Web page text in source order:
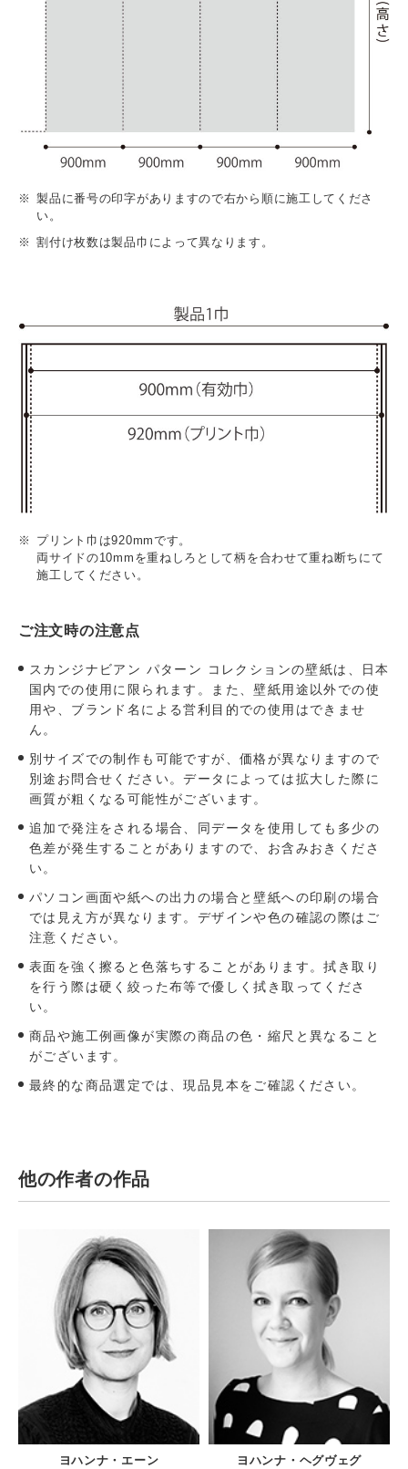
製品に番号の印字がありますので右から順に施工してくださ
い。
割付け枚数は製品巾によって異なります。
プリント巾は920mmです。
両サイドの10mmを重ねしろとして柄を合わせて重ね断ちにて
施工してください。
ご注文時の注意点
スカンジナビアン パターン コレクションの壁紙は、日本
国内での使用に限られます。また、壁紙用途以外での使
用や、ブランド名による営利目的での使用はできませ
ん。
別サイズでの制作も可能ですが、価格が異なりますので
別途お問合せください。データによっては拡大した際に
画質が粗くなる可能性がございます。
追加で発注をされる場合、同データを使用しても多少の
色差が発生することがありますので、お含みおきくださ
い。
パソコン画⾯や紙への出⼒の場合と壁紙への印刷の場合
では⾒え⽅が異なります。デザインや⾊の確認の際はご
注意ください。
表面を強く擦ると色落ちすることがあります。拭き取り
を行う際は硬く絞った布等で優しく拭き取ってくださ
い。
商品や施工例画像が実際の商品の色・縮尺と異なること
がございます。
最終的な商品選定では、現品見本をご確認ください。
他の作者の作品
ヨハンナ・エーン ヨハンナ・ヘグヴェグ